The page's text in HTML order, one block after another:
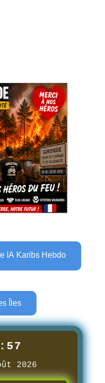
IA Karibs Hebdo
Îles
2026